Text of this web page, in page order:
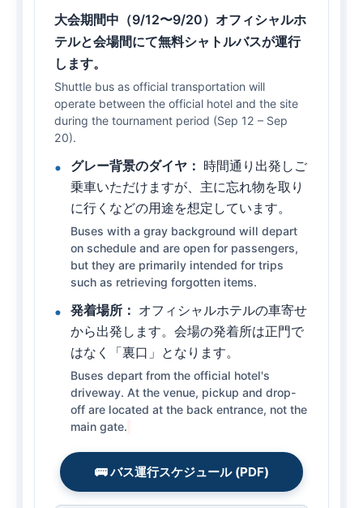
大会期間中（9/12〜9/20）オフィシャルホ
テルと会場間にて無料シャトルバスが運行
します。
Shuttle bus as official transportation will
operate between the official hotel and the site
during the tournament period (Sep 12 – Sep
20).
グレー背景のダイヤ： 時間通り出発しご
乗車いただけますが、主に忘れ物を取り
に行くなどの用途を想定しています。
Buses with a gray background will depart
on schedule and are open for passengers,
but they are primarily intended for trips
such as retrieving forgotten items.
発着場所： オフィシャルホテルの車寄せ
から出発します。会場の発着所は正門で
はなく「裏口」となります。
Buses depart from the official hotel's
driveway. At the venue, pickup and drop-
off are located at the back entrance, not the
main gate.
🚌 バス運行スケジュール (PDF)